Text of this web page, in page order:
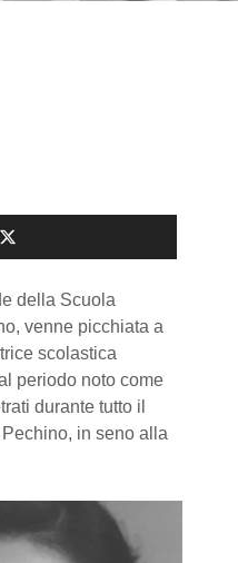
della Scuola
venne picchiata a
scolastica
periodo noto come
durante tutto il
in seno alla